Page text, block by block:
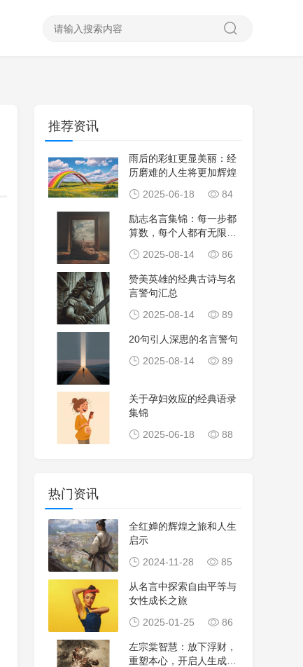
推荐资讯
雨后的彩虹更显美丽：经
历磨难的人生将更加辉煌
2025-06-18
84
励志名言集锦：每一步都
算数，每个人都有无限潜
2025-08-14 86
赞美英雄的经典古诗与名
言警句汇总
2025-08-14
89
20句引人深思的名言警句
2025-08-14
89
关于孕妇效应的经典语录
集锦
2025-06-18
88
热门资讯
全红婵的辉煌之旅和人生
启示
2024-11-28
85
从名言中探索自由平等与
女性成长之旅
2025-01-25
86
左宗棠智慧：放下浮财，
重塑本心，开启人生成长